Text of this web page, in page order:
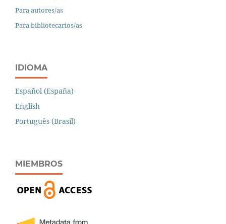
Para autores/as
Para bibliotecarios/as
IDIOMA
Español (España)
English
Português (Brasil)
MIEMBROS